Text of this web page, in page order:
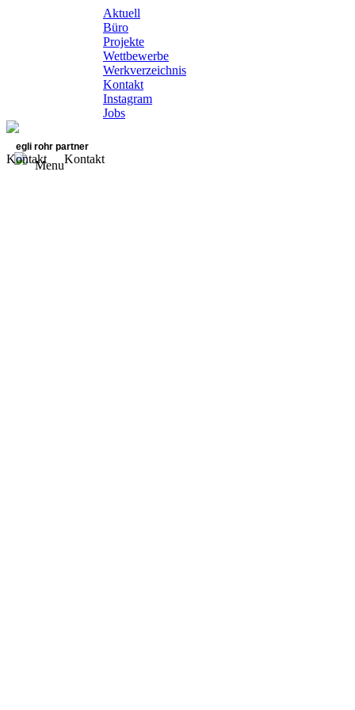
Aktuell
Büro
Projekte
Wettbewerbe
Werkverzeichnis
Kontakt
Instagram
Jobs
egli rohr partner
Menu
Kontakt Kontakt